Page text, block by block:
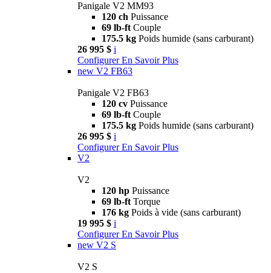
Panigale V2 MM93
120 ch Puissance
69 lb-ft Couple
175.5 kg Poids humide (sans carburant)
26 995 $ i
Configurer En Savoir Plus
new V2 FB63
Panigale V2 FB63
120 cv Puissance
69 lb-ft Couple
175.5 kg Poids humide (sans carburant)
26 995 $ i
Configurer En Savoir Plus
V2
V2
120 hp Puissance
69 lb-ft Torque
176 kg Poids à vide (sans carburant)
19 995 $ i
Configurer En Savoir Plus
new V2 S
V2 S